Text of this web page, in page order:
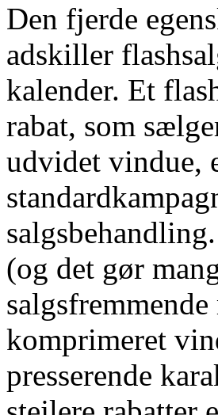
Den fjerde
adskiller
kalender. Et
rabat, som
udvidet vindue,
(og det gør
komprimeret
presserende